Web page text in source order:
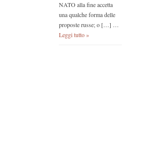
NATO alla fine accetta
una qualche forma delle
proposte russe; o […] …
Leggi tutto »